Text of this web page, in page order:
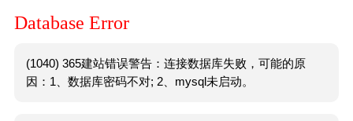
Database Error
(1040) 365建站错误警告：连接数据库失败，可能的原
因：1、数据库密码不对; 2、mysql未启动。